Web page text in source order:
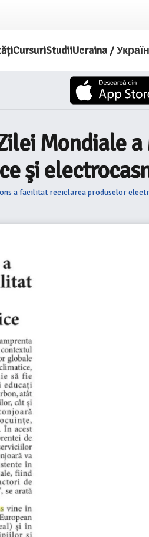
CursuriStudiiUcraina /
Mondiale
şi
a facilitat reciclarea produselor